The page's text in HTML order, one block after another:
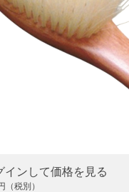
インして価格を見る
（税別）